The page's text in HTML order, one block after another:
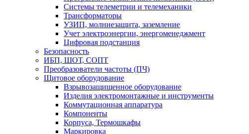
Системы телеметрии и телемеханики
Трансформаторы
УЗИП, молниезащита, заземление
Учет электроэнергии, энергоменеджмент
Цифровая подстанция
Безопасность
ИБП, ШОТ, СОПТ
Преобразователи частоты (ПЧ)
Щитовое оборудование
Взрывозащищенное оборудование
Изделия электромонтажные и инструменты
Коммутационная аппаратура
Компоненты
Корпуса, Термошкафы
Маркировка